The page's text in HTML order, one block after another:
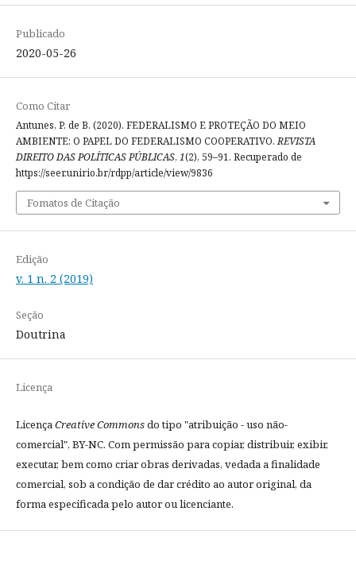
Publicado
2020-05-26
Como Citar
Antunes, P. de B. (2020). FEDERALISMO E PROTEÇÃO DO MEIO
AMBIENTE: O PAPEL DO FEDERALISMO COOPERATIVO.REVISTA
DIREITO DAS POLÍTICAS PÚBLICAS, 1(2), 59–91. Recuperado de
https://seer.unirio.br/rdpp/article/view/9836
Fomatos de Citação
Edição
v. 1 n. 2 (2019)
Seção
Doutrina
Licença
LicençaCreative Commonsdo tipo "atribuição - uso não-
comercial", BY-NC. Com permissão para copiar, distribuir, exibir,
executar, bem como criar obras derivadas, vedada a finalidade
comercial, sob a condição de dar crédito ao autor original, da
forma especificada pelo autor ou licenciante.